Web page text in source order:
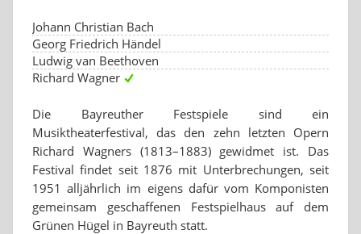
Johann Christian Bach
Georg Friedrich Händel
Ludwig van Beethoven
Richard Wagner
Die Bayreuther Festspiele sind ein
Musiktheaterfestival, das den zehn letzten Opern
Richard Wagners (1813–1883) gewidmet ist. Das
Festival findet seit 1876 mit Unterbrechungen, seit
1951 alljährlich im eigens dafür vom Komponisten
gemeinsam geschaffenen Festspielhaus auf dem
Grünen Hügel in Bayreuth statt.